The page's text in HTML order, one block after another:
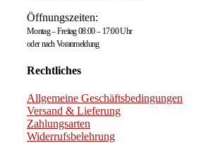
Öffnungszeiten:
Montag – Freitag 08:00 – 17:00 Uhr
oder nach Voranmeldung
Rechtliches
Allgemeine Geschäftsbedingungen
Versand & Lieferung
Zahlungsarten
Widerrufsbelehrung